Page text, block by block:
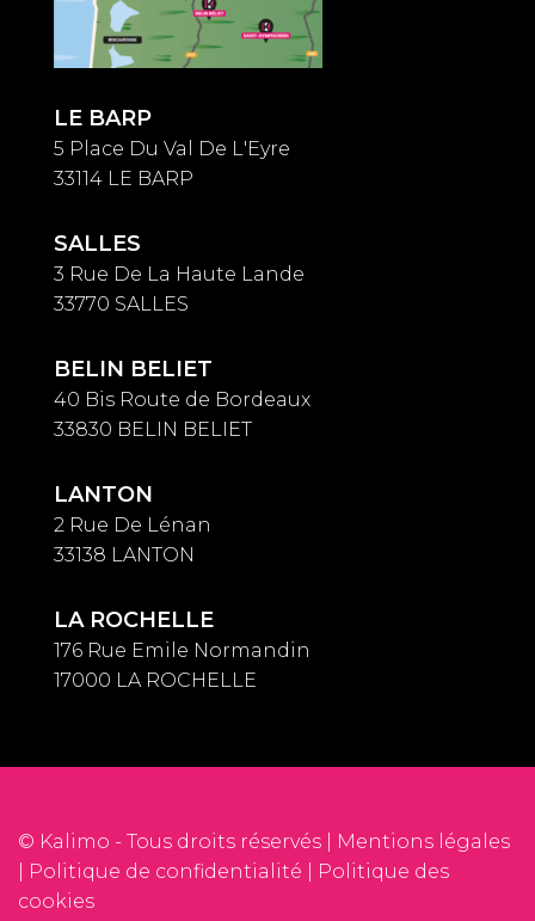
LE BARP
5 Place Du Val De L'Eyre
33114 LE BARP
SALLES
3 Rue De La Haute Lande
33770 SALLES
BELIN BELIET
40 Bis Route de Bordeaux
33830 BELIN BELIET
LANTON
2 Rue De Lénan
33138 LANTON
LA ROCHELLE
176 Rue Emile Normandin
17000 LA ROCHELLE
© Kalimo - Tous droits réservés |
Mentions légales
Politique de confidentialité
Politique des
cookies